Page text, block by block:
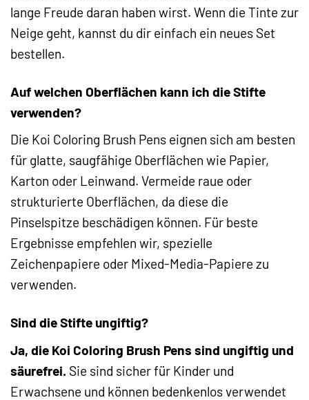
lange Freude daran haben wirst. Wenn die Tinte zur
Neige geht, kannst du dir einfach ein neues Set
bestellen.
Auf welchen Oberflächen kann ich die Stifte
verwenden?
Die Koi Coloring Brush Pens eignen sich am besten
für glatte, saugfähige Oberflächen wie Papier,
Karton oder Leinwand. Vermeide raue oder
strukturierte Oberflächen, da diese die
Pinselspitze beschädigen können. Für beste
Ergebnisse empfehlen wir, spezielle
Zeichenpapiere oder Mixed-Media-Papiere zu
verwenden.
Sind die Stifte ungiftig?
Ja, die Koi Coloring Brush Pens sind ungiftig und
säurefrei. Sie sind sicher für Kinder und
Erwachsene und können bedenkenlos verwendet